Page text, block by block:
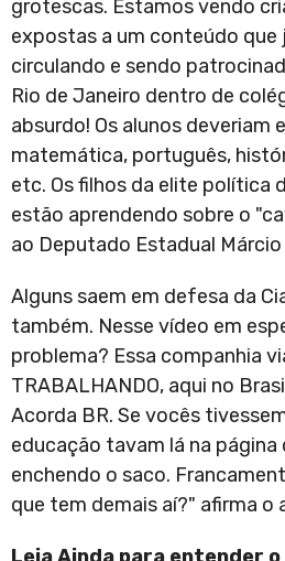
grotescas. Estamos vendo
expostas a um conteúdo que
circulando e sendo
Rio de Janeiro dentro de
absurdo! Os alunos deveriam
matemática, português,
etc. Os filhos da elite política
estão aprendendo sobre o
ao Deputado Estadual
Alguns saem em defesa da
também. Nesse vídeo em
problema? Essa companhia
TRABALHANDO, aqui no
Acorda BR. Se vocês
educação tavam lá na
enchendo o saco.
que tem demais aí?" afirma o